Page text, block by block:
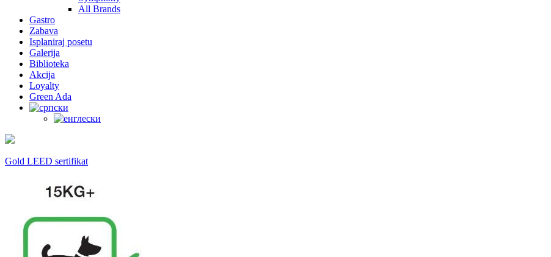
All Brands
Gastro
Zabava
Isplaniraj posetu
Galerija
Biblioteka
Akcija
Loyalty
Green Ada
Gold LEED sertifikat